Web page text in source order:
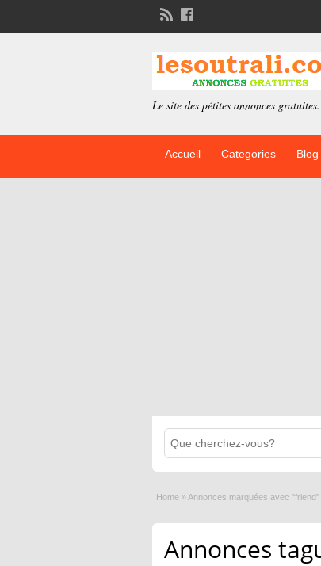
Le site des pétites annonces gratuites.
Accueil Categories
Home » Annonces marquées avec "friend"
Annonces